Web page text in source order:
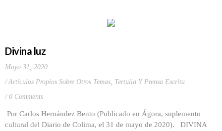
Divina luz
Mayo 31, 2020
Artículos Propios Sobre Otros Temas, Tertulia Y Prensa Escrita
0 Comments
Por Carlos Hernández Bento (Publicado en Ágora, suplemento
cultural del Diario de Colima, el 31 de mayo de 2020). DIVINA